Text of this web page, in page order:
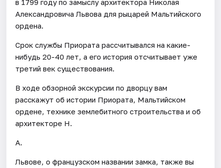
в 1799 году по замыслу архитектора Николая
Александровича Львова для рыцарей Мальтийского
ордена.
Срок службы Приората рассчитывался на какие-
нибудь 20-40 лет, а его история отсчитывает уже
третий век существования.
В ходе обзорной экскурсии по дворцу вам
расскажут об истории Приората, Мальтийском
ордене, технике землебитного строительства и об
архитекторе Н.
А.
Львове, о французском названии замка, также вы